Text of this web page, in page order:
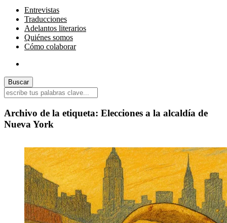
Entrevistas
Traducciones
Adelantos literarios
Quiénes somos
Cómo colaborar
Archivo de la etiqueta: Elecciones a la alcaldía de
Nueva York